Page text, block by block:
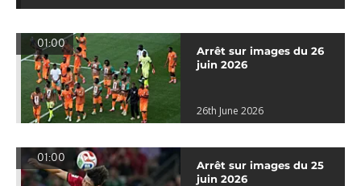
01:00
Arrêt sur images du 26
juin 2026
26th June 2026
01:00
Arrêt sur images du 25
juin 2026